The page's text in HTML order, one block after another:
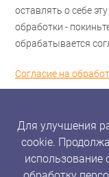
оставлять о себе
обработки -
обрабатывается
Согласие на
Для улучшения
cookie.
использование